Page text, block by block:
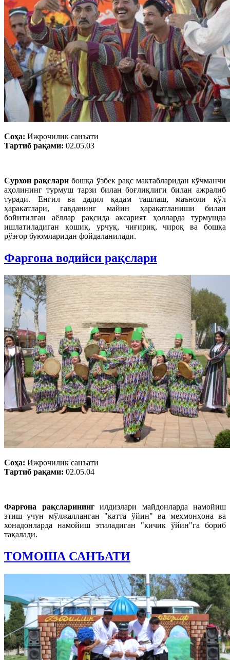
Соҳа: Ижрочилик санъати
Тартиб рақами: 02.05.03
Сурхон рақслари бошқа ўзбек рақс мактабларидан кўчманчи
аҳолининг турмуш тарзи билан боғлиқлиги билан ажралиб
туради. Енгил ва дадил қадам ташлаш, маъноли қўл
ҳаракатлари, гавданинг майин ҳаракатланиши билан
бойитилган аёллар рақсида аксарият ҳолларда турмушда
ишлатиладиган қошиқ, урчуқ, чиғириқ, чироқ ва бошқа
рўзғор буюмларидан фойдаланилади.
Фарғона водийси рақслари
Соҳа: Ижрочилик санъати
Тартиб рақами: 02.05.04
Фарғона рақсларинингилдизлари майдонларда намойиш
этиш учун мўлжалланган "катта ўйин" ва меҳмонҳона ва
хонадонларда намойиш этиладиган "кичик ўйин"га бориб
тақалади.
ТОМОША САНЪАТИ